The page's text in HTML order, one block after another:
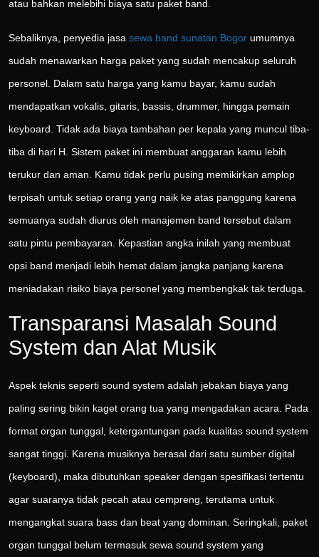
atau bahkan melebihi biaya satu paket band.
Sebaliknya, penyedia jasa sewa band sunatan Bogor umumnya
sudah menawarkan harga paket yang sudah mencakup seluruh
personel. Dalam satu harga yang kamu bayar, kamu sudah
mendapatkan vokalis, gitaris, bassis, drummer, hingga pemain
keyboard. Tidak ada biaya tambahan per kepala yang muncul tiba-
tiba di hari H. Sistem paket ini membuat anggaran kamu lebih
terukur dan aman. Kamu tidak perlu pusing memikirkan amplop
terpisah untuk setiap orang yang naik ke atas panggung karena
semuanya sudah diurus oleh manajemen band tersebut dalam
satu pintu pembayaran. Kepastian angka inilah yang membuat
opsi band menjadi lebih hemat dalam jangka panjang karena
meniadakan risiko biaya personel yang membengkak tak terduga.
Transparansi Masalah Sound
System dan Alat Musik
Aspek teknis seperti sound system adalah jebakan biaya yang
paling sering bikin kaget orang tua yang mengadakan acara. Pada
format organ tunggal, ketergantungan pada kualitas sound system
sangat tinggi. Karena musiknya berasal dari satu sumber digital
(keyboard), maka dibutuhkan speaker dengan spesifikasi tertentu
agar suaranya tidak pecah atau cempreng, terutama untuk
mengangkat suara bass dan beat yang dominan. Seringkali, paket
organ tunggal belum termasuk sewa sound system yang